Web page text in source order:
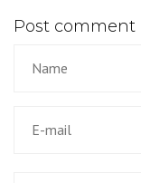
Post comment